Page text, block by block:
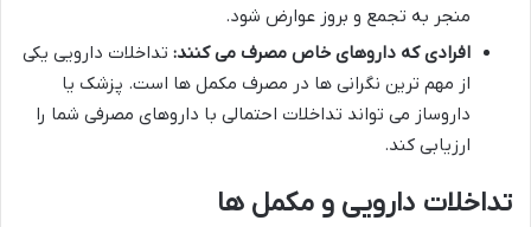
منجر به تجمع و بروز عوارض شود.
افرادی که داروهای خاص مصرف می کنند: تداخلات دارویی یکی
از مهم ترین نگرانی ها در مصرف مکمل ها است. پزشک یا
داروساز می تواند تداخلات احتمالی با داروهای مصرفی شما را
ارزیابی کند.
تداخلات دارویی و مکمل ها